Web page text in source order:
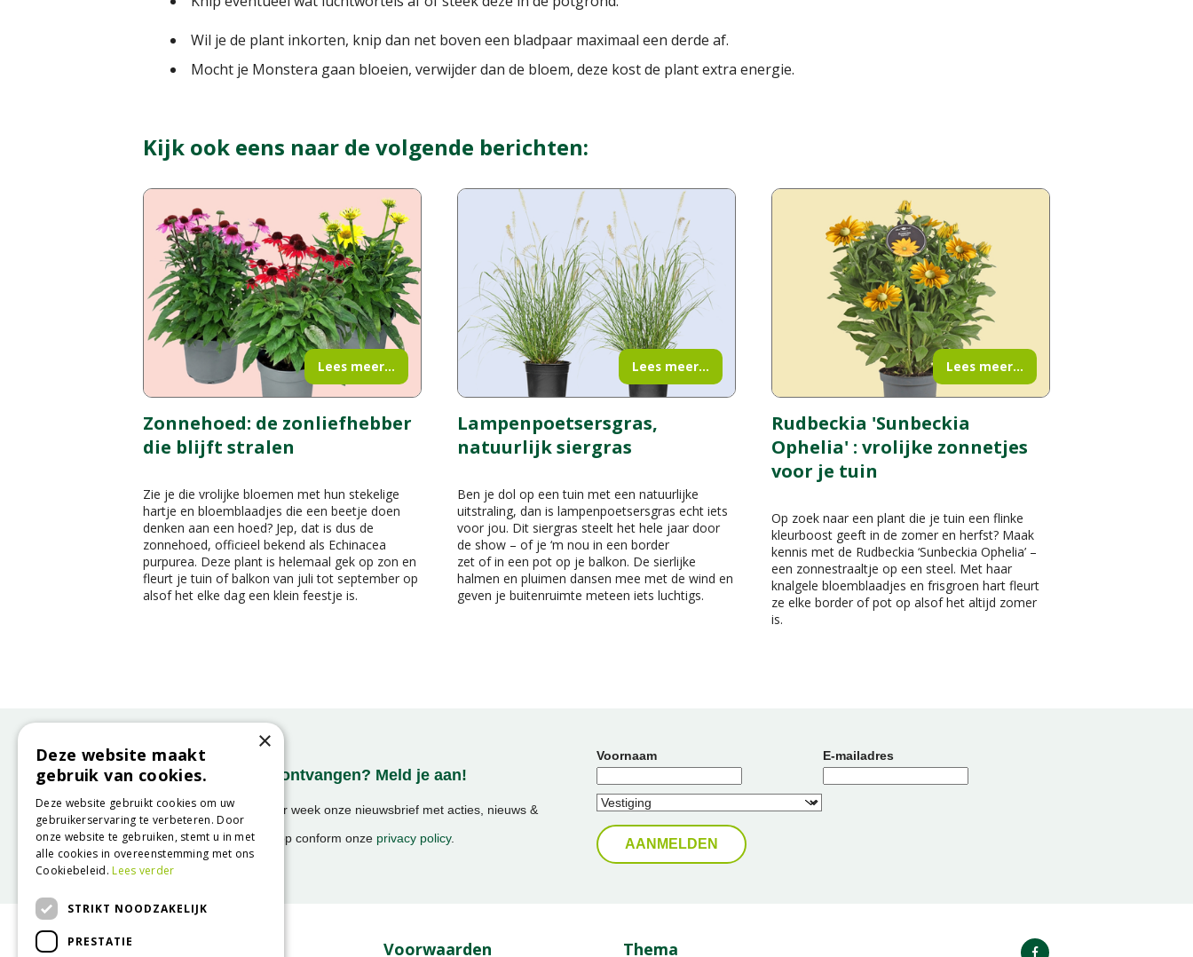
Wil je de plant inkorten, knip dan net boven een bladpaar maximaal een derde af.
Mocht je Monstera gaan bloeien, verwijder dan de bloem, deze kost de plant extra energie.
Kijk ook eens naar de volgende berichten:
Zonnehoed: de zonliefhebber
die blijft stralen
Zie je die vrolijke bloemen met hun stekelige
hartje en bloemblaadjes die een beetje doen
denken aan een hoed? Jep, dat is dus de
zonnehoed, officieel bekend als Echinacea
purpurea. Deze plant is helemaal gek op zon en
fleurt je tuin of balkon van juli tot september op
alsof het elke dag een klein feestje is.
Lees meer...
Lampenpoetsersgras,
natuurlijk siergras
Ben je dol op een tuin met een natuurlijke
uitstraling, dan is lampenpoetsersgras echt iets
voor jou. Dit siergras steelt het hele jaar door
de show – of je ‘m nou in een border
zet of in een pot op je balkon. De sierlijke
halmen en pluimen dansen mee met de wind en
geven je buitenruimte meteen iets luchtigs.
Lees meer...
Rudbeckia 'Sunbeckia
Ophelia' : vrolijke zonnetjes
voor je tuin
Op zoek naar een plant die je tuin een flinke
kleurboost geeft in de zomer en herfst? Maak
kennis met de Rudbeckia ‘Sunbeckia Ophelia’ –
een zonnestraaltje op een steel. Met haar
knalgele bloemblaadjes en frisgroen hart fleurt
ze elke border of pot op alsof het altijd zomer
is.
Lees meer...
Onze nieuwsbrief ontvangen? Meld je aan!
Ontvang ongeveer 1x per week onze nieuwsbrief met acties, nieuws &
activiteiten!
We slaan uw gegevens op conform onze privacy policy.
Voornaam E-mailadres
Voorwaarden Thema
×
Deze website maakt
gebruik van cookies.
Deze website gebruikt cookies om uw
gebruikerservaring te verbeteren. Door
onze website te gebruiken, stemt u in met
alle cookies in overeenstemming met ons
Cookiebeleid.Lees verder
STRIKT NOODZAKELIJK
PRESTATIE